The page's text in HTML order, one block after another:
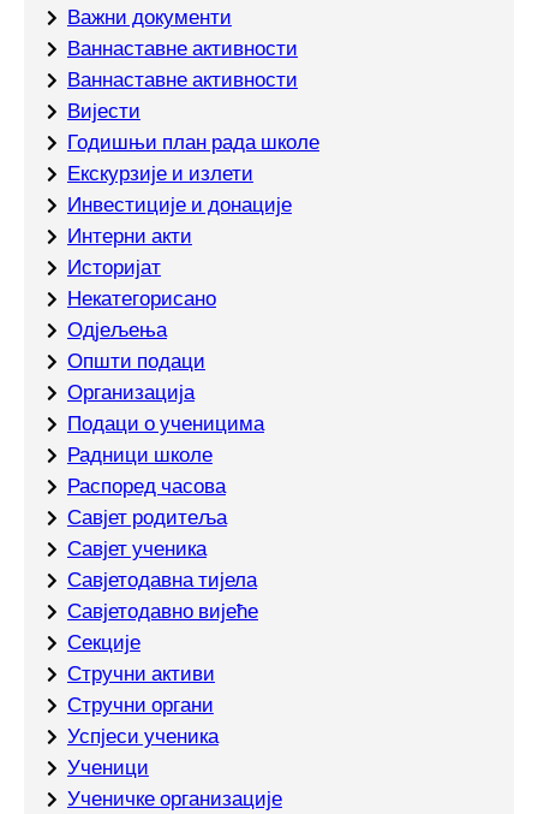
Важни документи
Ваннаставне активности
Ваннаставне активности
Вијести
Годишњи план рада школе
Екскурзије и излети
Инвестиције и донације
Интерни акти
Историјат
Некатегорисано
Одјељења
Општи подаци
Организација
Подаци о ученицима
Радници школе
Распоред часова
Савјет родитеља
Савјет ученика
Савјетодавна тијела
Савјетодавно вијеће
Секције
Стручни активи
Стручни органи
Успјеси ученика
Ученици
Ученичке организације